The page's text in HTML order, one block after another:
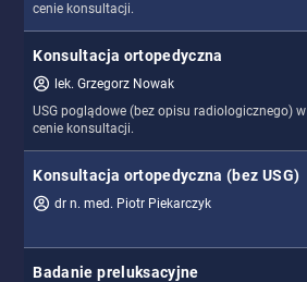
cenie konsultacji.
Konsultacja ortopedyczna
USG poglądowe (bez opisu radiologicznego) w
cenie konsultacji.
lek. Grzegorz Nowak
Konsultacja ortopedyczna (bez USG)
dr n. med. Piotr Piekarczyk
Badanie preluksacyjne